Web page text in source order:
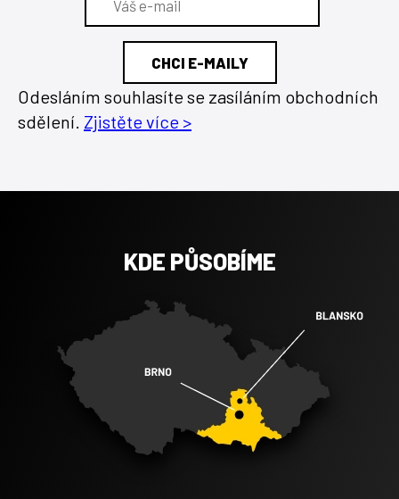
Odesláním souhlasíte se zasíláním obchodních
sdělení. Zjistěte více >
KDE PŮSOBÍME